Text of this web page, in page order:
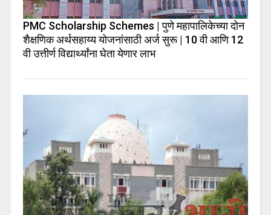
PMC Scholarship Schemes | पुणे महापालिकेच्या दोन
शैक्षणिक अर्थसहाय्य योजनांसाठी अर्ज सुरू | 10 वी आणि 12
वी उत्तीर्ण विद्यार्थ्यांना घेता येणार लाभ